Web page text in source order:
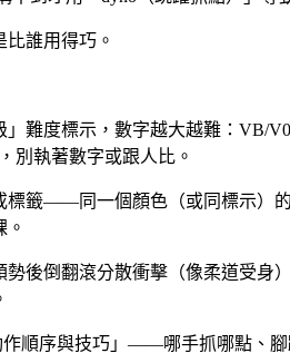
誰用得巧。
」難度標示，數字越大越難：VB/
別執著數字或跟人比。
標籤——同一個顏色（或同標示）
勢後倒翻滾分散衝擊（像柔道受
作順序與技巧」——哪手抓哪點、